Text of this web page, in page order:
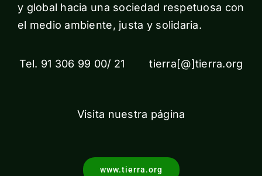
y global hacia una sociedad respetuosa con
el medio ambiente, justa y solidaria.
Tel. 91 306 99 00/ 21 tierra[@]tierra.org
Visita nuestra página
www.tierra.org